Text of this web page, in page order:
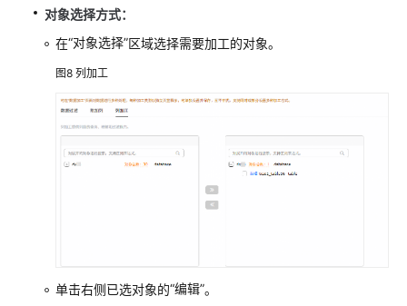
对象选择方式：
在“对象选择”区域选择需要加工的对象。
图8 列加工
单击右侧已选对象的“编辑”。